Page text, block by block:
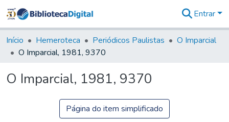
&
Coleções
Tudo na
Digital
Entrar
Início Hemeroteca Periódicos Paulistas
O Imparcial
O Imparcial, 1981, 9370
O Imparcial, 1981, 9370
Página do item simplificado